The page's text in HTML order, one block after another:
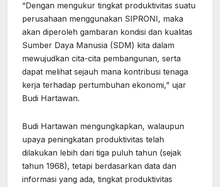
“Dengan mengukur tingkat produktivitas suatu
perusahaan menggunakan SIPRONI, maka
akan diperoleh gambaran kondisi dan kualitas
Sumber Daya Manusia (SDM) kita dalam
mewujudkan cita-cita pembangunan, serta
dapat melihat sejauh mana kontribusi tenaga
kerja terhadap pertumbuhan ekonomi,” ujar
Budi Hartawan.
Budi Hartawan mengungkapkan, walaupun
upaya peningkatan produktivitas telah
dilakukan lebih dari tiga puluh tahun (sejak
tahun 1968), tetapi berdasarkan data dan
informasi yang ada, tingkat produktivitas